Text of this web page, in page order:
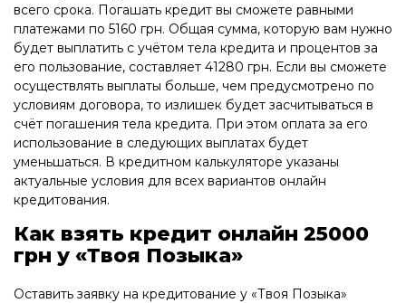
всего срока. Погашать кредит вы сможете равными
платежами по 5160 грн. Общая сумма, которую вам нужно
будет выплатить с учётом тела кредита и процентов за
его пользование, составляет 41280 грн. Если вы сможете
осуществлять выплаты больше, чем предусмотрено по
условиям договора, то излишек будет засчитываться в
счёт погашения тела кредита. При этом оплата за его
использование в следующих выплатах будет
уменьшаться. В кредитном калькуляторе указаны
актуальные условия для всех вариантов онлайн
кредитования.
Как взять кредит онлайн 25000
грн у «Твоя Позыка»
Оставить заявку на кредитование у «Твоя Позыка»